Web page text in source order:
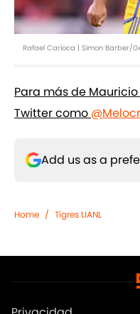
Rafael Carioca | Simon Barber/
Para más de
Twitter como
Add us as a
Home / Tigres UANL